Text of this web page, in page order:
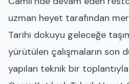
uzman heyet tarafından
Tarihi dokuyu geleceğe
yürütülen çalışmaların son
yapılan teknik bir